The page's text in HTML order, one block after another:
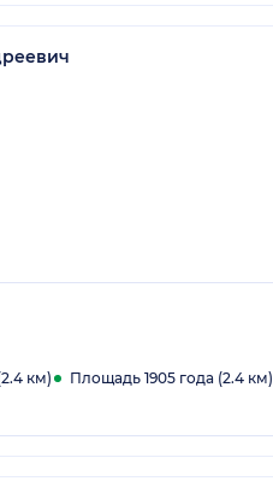
км) Площадь 1905 года (2.4 км)